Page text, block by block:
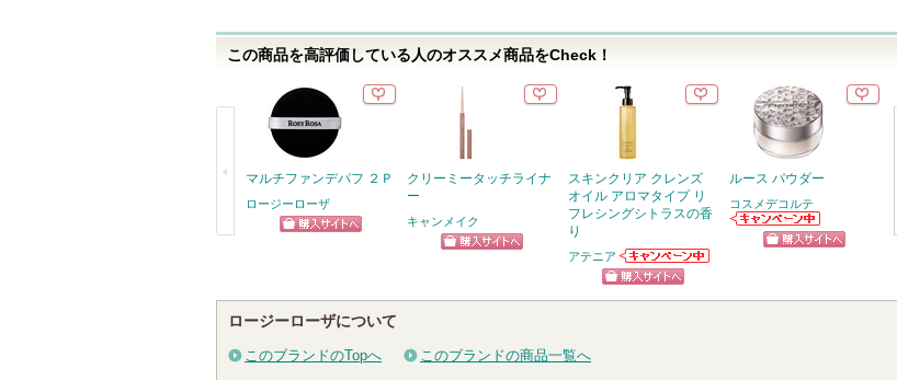
入
り
登
れ
この商品を高評価している人のオススメ商品をCheck！
マルチファンデパフ ２Ｐ
ロージーローザ
クリーミータッチライナ
ー
キャンメイク
スキンクリア クレンズ
オイル アロマタイプ リ
フレシングシトラスの香
り
アテニア
アテニアからの
お知らせがあり
ます
ショッピン
ルース パウダー
コスメデコルテ
コスメデコルテ
からのお知らせ
ロージーローザについて
このブランドのTopへ このブランドの商品一覧へ